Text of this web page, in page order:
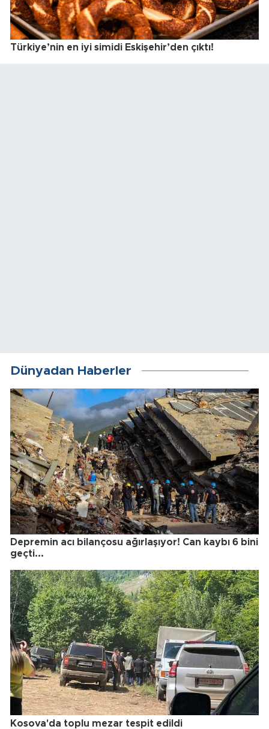
Türkiye’nin en iyi simidi Eskişehir’den çıktı!
Dünyadan Haberler
Depremin acı bilançosu ağırlaşıyor! Can kaybı 6 bini
geçti...
Kosova'da toplu mezar tespit edildi